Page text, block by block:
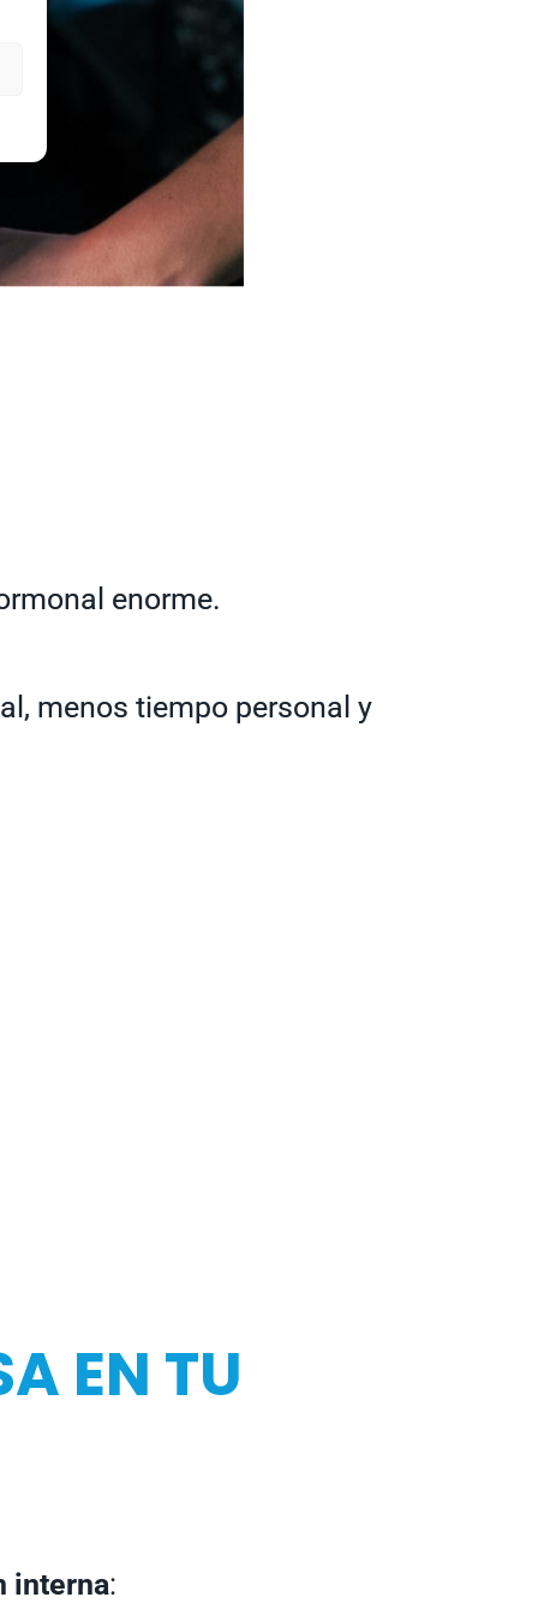
enorme.
menos tiempo personal y
EN TU
interna: